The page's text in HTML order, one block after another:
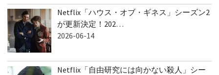
Netflix「ハウス・オブ・ギネス」シーズン2
が更新決定！202…
2026-06-14
Netflix「自由研究には向かない殺人」シー